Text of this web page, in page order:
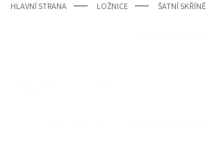
HLAVNÍ STRANA LOŽNICE ŠATNÍ SKŘÍNĚ